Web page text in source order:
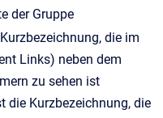
der Gruppe
die im
Links) neben dem
zu sehen ist
die Kurzbezeichnung, die